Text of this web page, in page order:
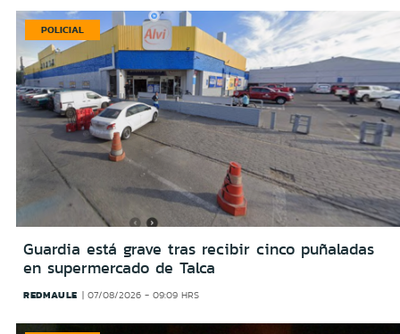
POLICIAL
Guardia está grave tras recibir cinco puñaladas
en supermercado de Talca
REDMAULE 07/08/2026 - 09:09 HRS